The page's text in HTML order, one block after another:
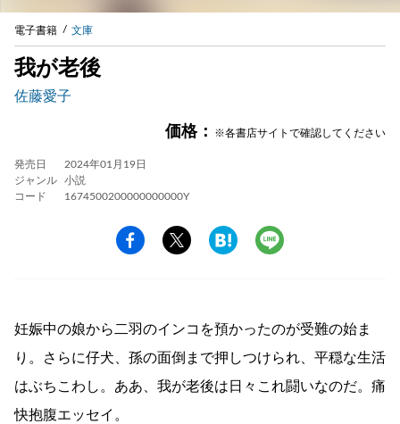
電子書籍 文庫
我が老後
佐藤愛子
価格： ※各書店サイトで確認してください
発売日
2024年01月19日
ジャンル
小説
コード
1674500200000000000Y
妊娠中の娘から二羽のインコを預かったのが受難の始ま
り。さらに仔犬、孫の面倒まで押しつけられ、平穏な生活
はぶちこわし。ああ、我が老後は日々これ闘いなのだ。痛
快抱腹エッセイ。